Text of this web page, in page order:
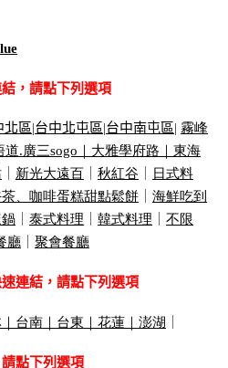
，請點下列選項
北區|台中北屯區|台中南屯區| 霧峰
道.廣三sogo 大雅學府路｜ 東海
新光大遠百 秋紅谷
日式料
、咖啡蛋糕甜點鬆餅
海鮮吃到
泰式料理 韓式料理
不限
廳 聚會餐廳
連結，請點下列選項
台南 台東 花蓮 澎湖
點下列選項